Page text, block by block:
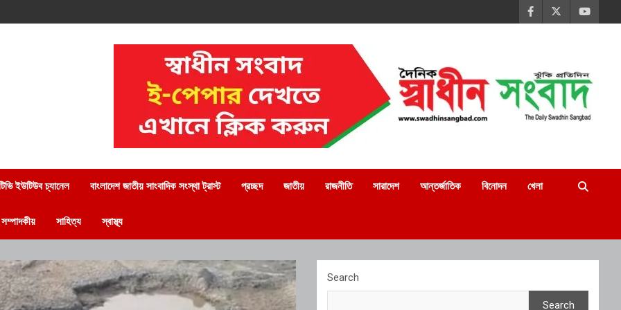
ইউটিউব চ্যানেল বাংলাদেশ জাতীয় সাংবাদিক সংস্থা ট্রাস্ট প্রচ্ছদ জাতীয় রাজনীতি সারাদেশ আন্তর্জাতিক বিনোদন খেলা
সম্পাদকীয় সাহিত্য স্বাস্থ্য
Search
Search